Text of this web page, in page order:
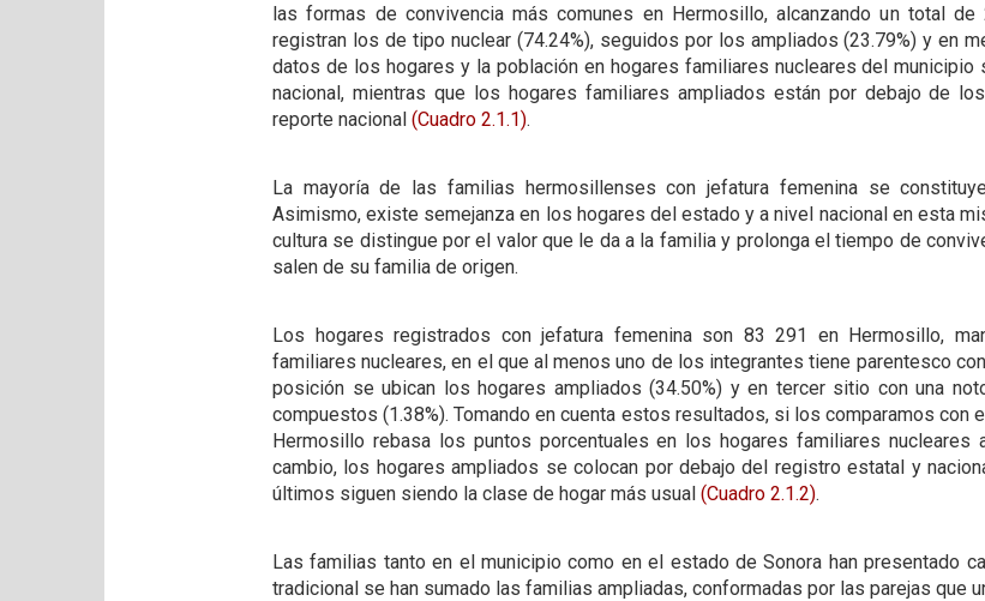
las formas de convivencia más comunes en Hermosillo, alcanzando un total
registran los de tipo nuclear (74.24%), seguidos por los ampliados (23.79%) y en
datos de los hogares y la población en hogares familiares nucleares del
nacional, mientras que los hogares familiares ampliados están por debajo de
reporte nacional (Cuadro 2.1.1).
La mayoría de las familias hermosillenses con jefatura femenina se
Asimismo, existe semejanza en los hogares del estado y a nivel nacional en esta
cultura se distingue por el valor que le da a la familia y prolonga el tiempo de
salen de su familia de origen.
Los hogares registrados con jefatura femenina son 83 291 en Hermosillo,
familiares nucleares, en el que al menos uno de los integrantes tiene parentesco
posición se ubican los hogares ampliados (34.50%) y en tercer sitio con una
compuestos (1.38%). Tomando en cuenta estos resultados, si los comparamos con
Hermosillo rebasa los puntos porcentuales en los hogares familiares nucleares
cambio, los hogares ampliados se colocan por debajo del registro estatal y
últimos siguen siendo la clase de hogar más usual (Cuadro 2.1.2).
Las familias tanto en el municipio como en el estado de Sonora han presentado
tradicional se han sumado las familias ampliadas, conformadas por las parejas que